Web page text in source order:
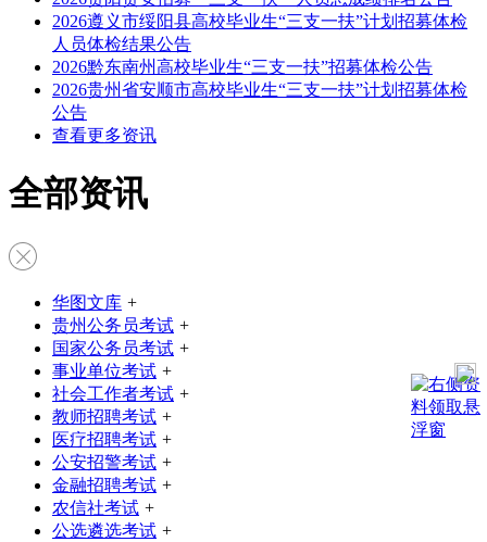
2026遵义市绥阳县高校毕业生“三支一扶”计划招募体检
人员体检结果公告
2026黔东南州高校毕业生“三支一扶”招募体检公告
2026贵州省安顺市高校毕业生“三支一扶”计划招募体检
公告
查看更多资讯
全部资讯
华图文库 +
贵州公务员考试 +
国家公务员考试 +
事业单位考试 +
社会工作者考试 +
教师招聘考试 +
医疗招聘考试 +
公安招警考试 +
金融招聘考试 +
农信社考试 +
公选遴选考试 +